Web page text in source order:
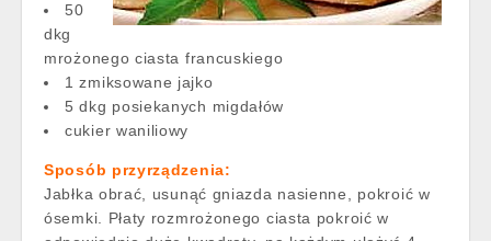
50
dkg
mrożonego ciasta francuskiego
1 zmiksowane jajko
5 dkg posiekanych migdałów
cukier waniliowy
Sposób przyrządzenia:
Jabłka obrać, usunąć gniazda nasienne, pokroić w
ósemki. Płaty rozmrożonego ciasta pokroić w